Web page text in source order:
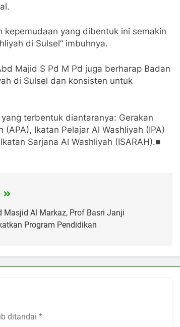
kepemudaan yang dibentuk ini semakin
di Sulsel” imbuhnya.
Majid S Pd M Pd juga berharap Badan
di Sulsel dan konsisten untuk
terbentuk diantaranya: Gerakan
Ikatan Pelajar Al Washliyah (IPA)
Sarjana Al Washliyah (ISARAH).■
Masjid Al Markaz, Prof Basri Janji
Program Pendidikan
ditandai *